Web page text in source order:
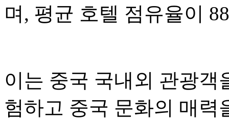
며, 평균 호텔 점유율이
이는 중국 국내외 관광객
험하고 중국 문화의 매력